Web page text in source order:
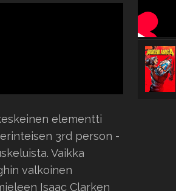
elementti
3rd person -
Vaikka
valkoinen
Isaac Clarken